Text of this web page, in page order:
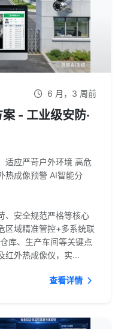
6 月，3 周前
- 工业级安防·
适应严苛户外环境 高危
热成像预警 AI智能分
、安全规范严格等核心
区域精准管控+多系统联
库、生产车间等关键点
红外热成像仪，实...
查看详情